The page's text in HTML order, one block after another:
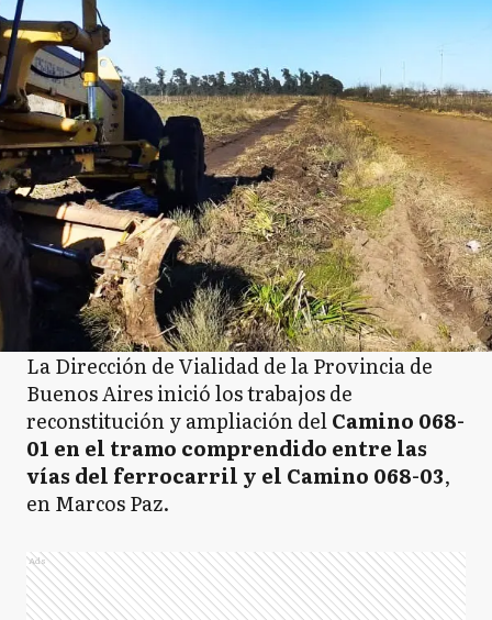
La Dirección de Vialidad de la Provincia de
Buenos Aires inició los trabajos de
reconstitución y ampliación delCamino 068-
01 en el tramo comprendido entre las
vías del ferrocarril y el Camino 068-03,
en Marcos Paz.
Ads